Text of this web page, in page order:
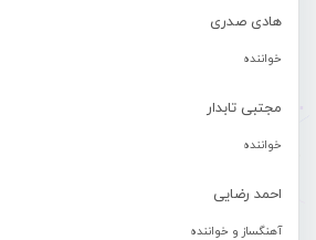
هادی صدری
خواننده
مجتبی تابدار
خواننده
احمد رضایی
آهنگساز و خواننده